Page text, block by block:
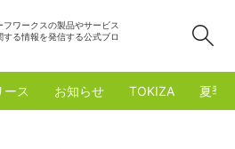
フワークスの製品やサービス
する情報を発信する公式ブロ
ース お知らせ TOKIZA 夏季